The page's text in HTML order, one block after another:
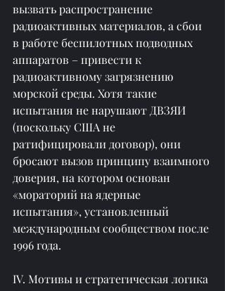
вызвать распространение
радиоактивных материалов, а сбои
в работе беспилотных подводных
аппаратов – привести к
радиоактивному загрязнению
морской среды. Хотя такие
испытания не нарушают ДВЗЯИ
(поскольку США не
ратифицировали договор), они
бросают вызов принципу взаимного
доверия, на котором основан
«мораторий на ядерные
испытания», установленный
международным сообществом после
1996 года.
IV. Мотивы и стратегическая логика